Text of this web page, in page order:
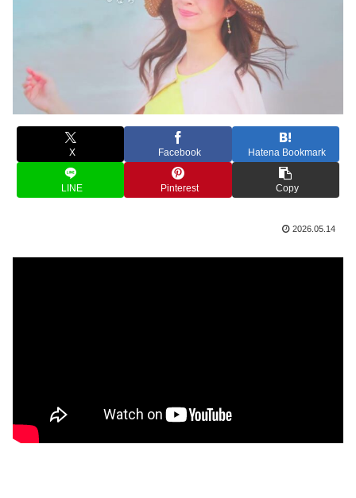
X Facebook Hatena Bookmark
LINE Pinterest Copy
2026.05.14